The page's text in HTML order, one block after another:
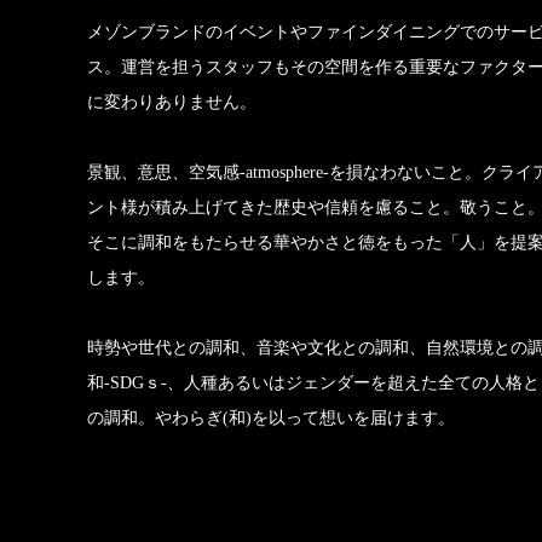
メゾンブランドのイベントやファインダイニングでのサー
ス。運営を担うスタッフもその空間を作る重要なファクター
に変わりありません。
景観、意思、空気感-atmosphere-を損なわないこと。クライ
ント様が積み上げてきた歴史や信頼を慮ること。敬うこと。
そこに調和をもたらせる華やかさと徳をもった「人」を提案
します。
時勢や世代との調和、音楽や文化との調和、自然環境との調
和-SDGｓ-、人種あるいはジェンダーを超えた全ての人格と
の調和。やわらぎ(和)を以って想いを届けます。